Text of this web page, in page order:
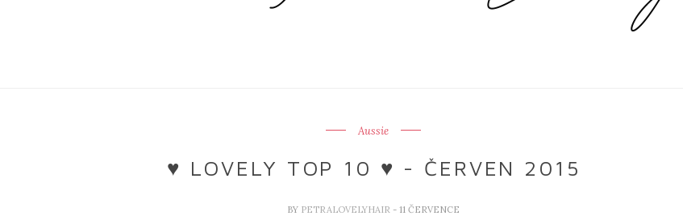
Aussie
♥ LOVELY TOP 10 ♥ - ČERVEN 2015
BY PETRALOVELYHAIR - 11 ČERVENCE